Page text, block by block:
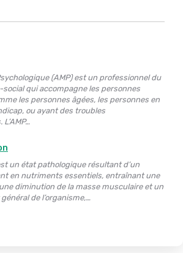
(AMP) est un professionnel du
qui accompagne les personnes
les personnes âgées, les personnes en
ou ayant des troubles
un état pathologique résultant d’un
en nutriments essentiels, entraînant une
diminution de la masse musculaire et un
de l’organisme,…